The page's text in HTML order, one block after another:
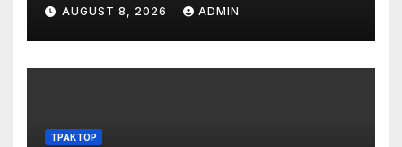
мерки за възстановяване
на горите от съхненето и на
полезащитните пояси в
AUGUST 8, 2026 ADMIN
ТРАКТОР